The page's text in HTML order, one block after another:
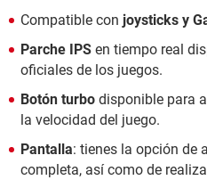
Compatible con joysticks y
Parche IPS en tiempo real
oficiales de los juegos.
Botón turbo disponible para
la velocidad del juego.
Pantalla: tienes la opción de
completa, así como de